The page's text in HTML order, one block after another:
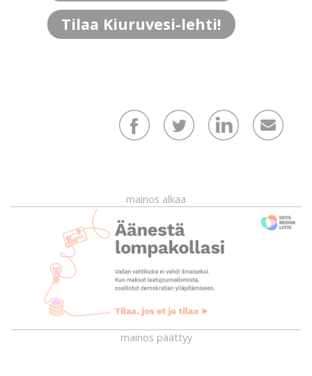
Tilaa Kiuruvesi-lehti!
mainos alkaa
mainos päättyy